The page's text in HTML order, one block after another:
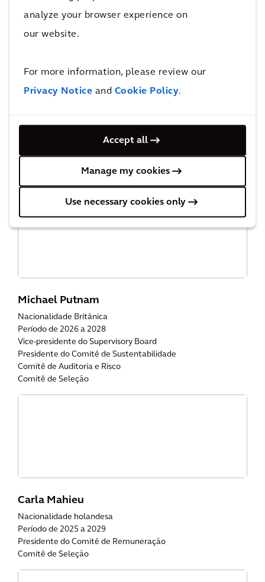
analyze your browser experience on
our website.
For more information, please review our
Privacy Notice and Cookie Policy.
Accept all
Manage my cookies
Use necessary cookies only
Período de 2023 a 2027
Presidente do Supervisory Board
Presidente do Comitê de Seleção
Comitê de Auditoria e Risco
Michael Putnam
Nacionalidade Britânica
Período de 2026 a 2028
Vice-presidente do Supervisory Board
Presidente do Comitê de Sustentabilidade
Comitê de Auditoria e Risco
Comitê de Seleção
Carla Mahieu
Nacionalidade holandesa
Período de 2025 a 2029
Presidente do Comitê de Remuneração
Comitê de Seleção